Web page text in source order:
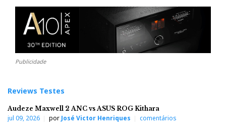
Publicidade
Reviews Testes
Audeze Maxwell 2 ANC vs ASUS ROG Kithara
jul 09, 2026 por José Victor Henriques comentários